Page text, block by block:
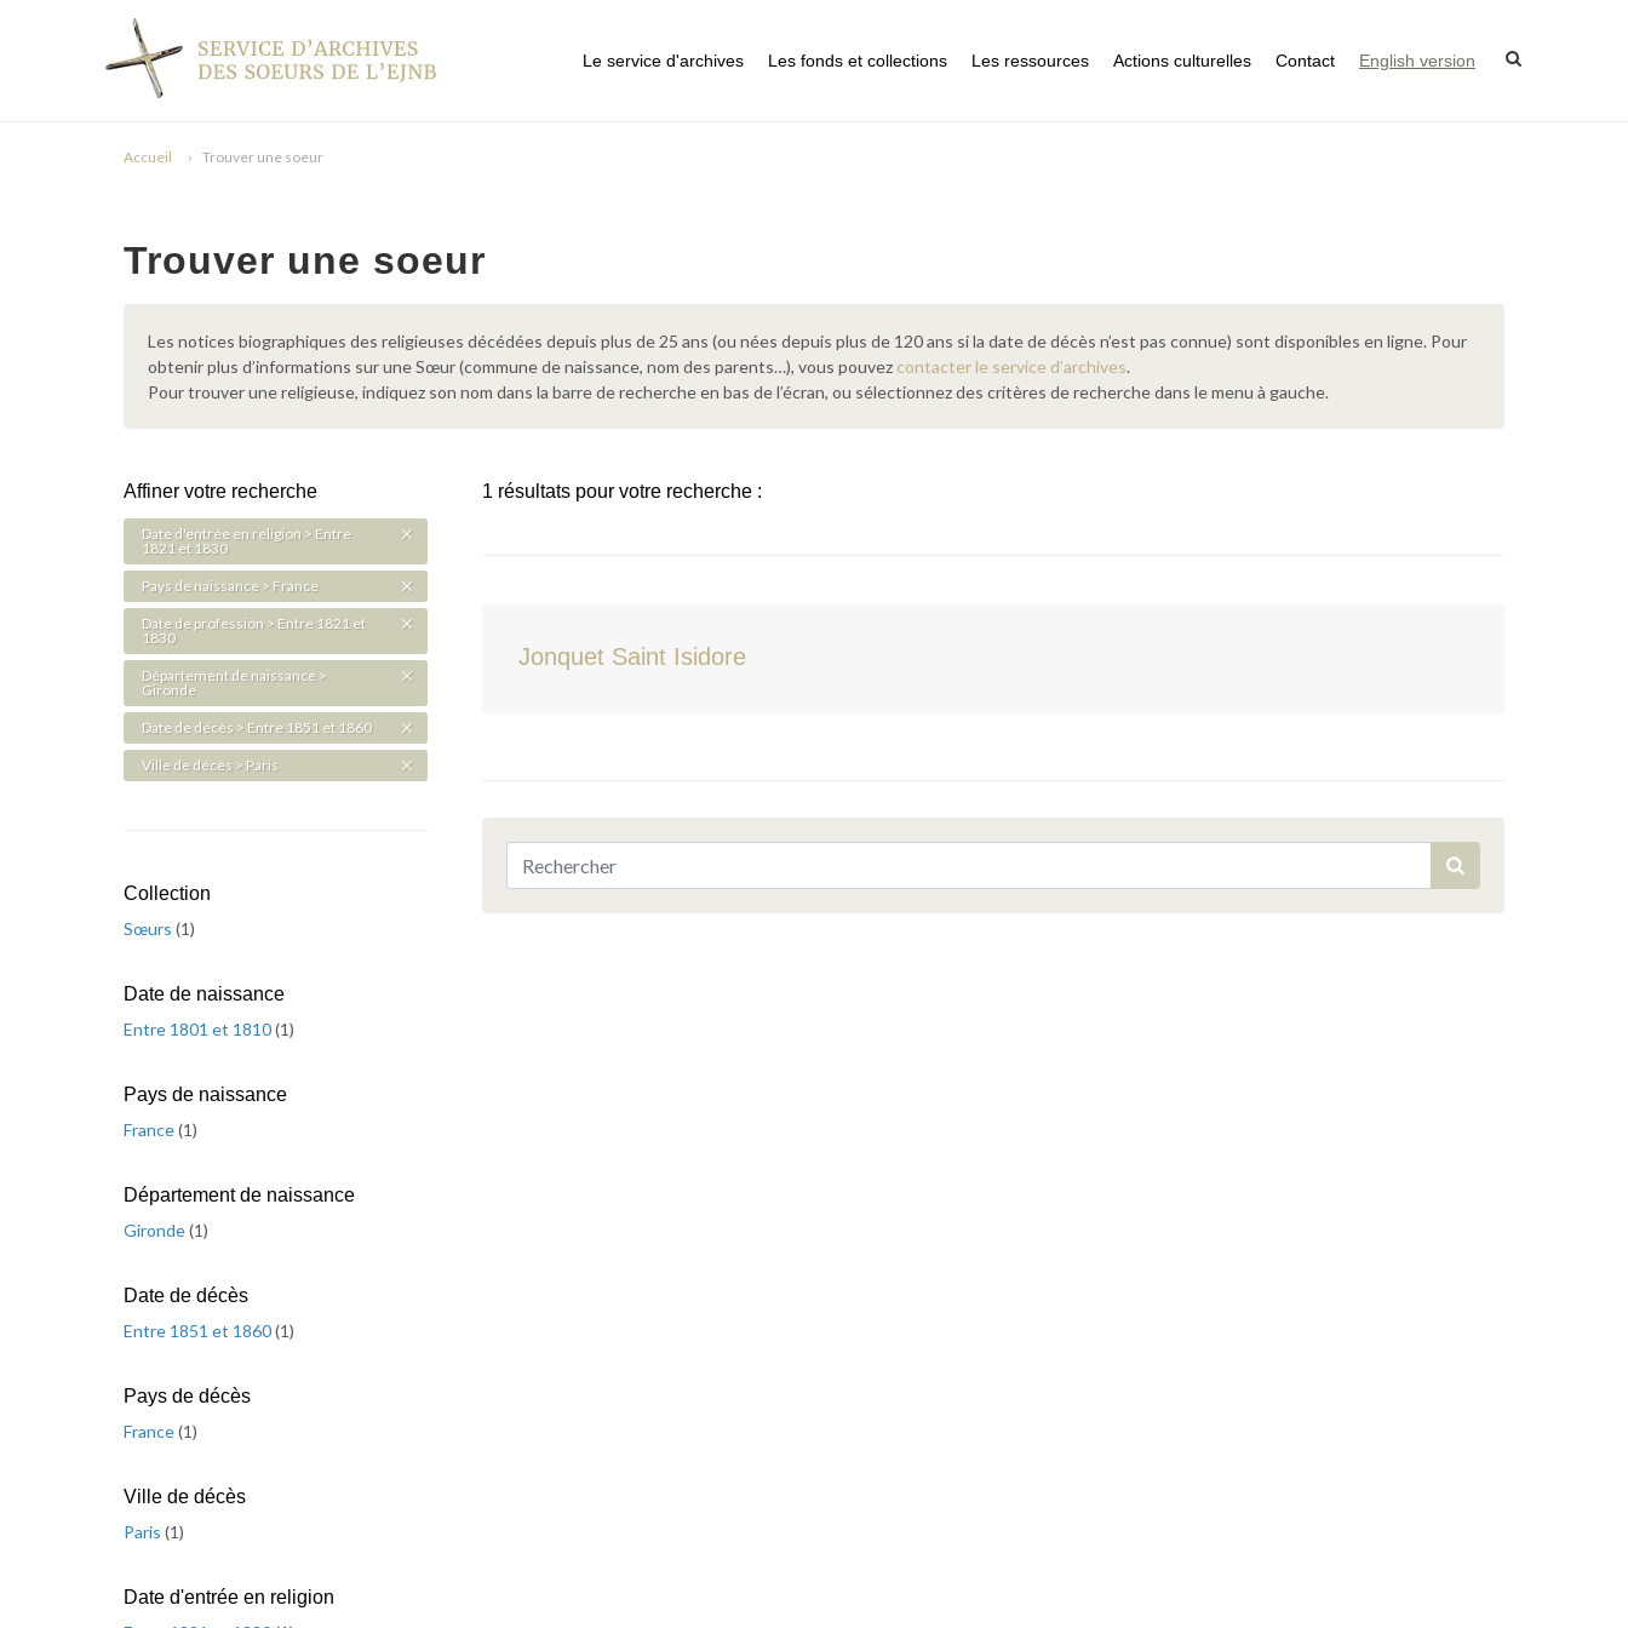
Le service d'archives Les fonds et collections Les ressources Actions culturelles Contact English version
Accueil Trouver une soeur
Trouver une soeur
Les notices biographiques des religieuses décédées depuis plus de 25 ans (ou nées depuis plus de 120 ans si la date de décès n’est pas connue) sont disponibles en ligne. Pour
obtenir plus d’informations sur une Sœur (commune de naissance, nom des parents…), vous pouvez contacter le service d’archives.
Pour trouver une religieuse, indiquez son nom dans la barre de recherche en bas de l’écran, ou sélectionnez des critères de recherche dans le menu à gauche.
1 résultats pour votre recherche :
Jonquet Saint Isidore
Affiner votre recherche
Date d'entrée en religion > Entre
1821 et 1830
Pays de naissance > France
Date de profession > Entre 1821 et
1830
Département de naissance >
Gironde
Date de décès > Entre 1851 et 1860
Ville de décès > Paris
Collection
Sœurs (1)
Date de naissance
Entre 1801 et 1810(1)
Pays de naissance
France(1)
Département de naissance
Gironde(1)
Date de décès
Entre 1851 et 1860(1)
Pays de décès
France(1)
Ville de décès
Paris (1)
Date d'entrée en religion